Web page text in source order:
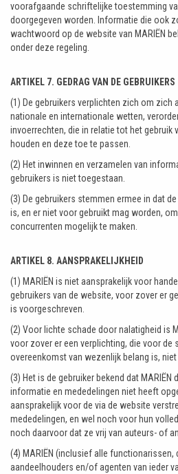
voorafgaande schriftelijke toestemming
doorgegeven worden. Informatie die ook
wachtwoord op de website van MARIËN
onder deze regeling.
ARTIKEL 7. GEDRAG VAN DE GEBRUIKERS
(1) De gebruikers verplichten zich om zich
nationale en internationale wetten,
invoerrechten, die in relatie tot het gebruik
houden en deze toe te passen.
(2) Het inwinnen en verzamelen van
gebruikers is niet toegestaan.
(3) De gebruikers stemmen ermee in dat
is, en er niet voor gebruikt mag worden,
concurrenten mogelijk te maken.
ARTIKEL 8. AANSPRAKELIJKHEID
(1) MARIËN is niet aansprakelijk voor
gebruikers van de website, voor zover er
is voorgeschreven.
(2) Voor lichte schade door nalatigheid is
voor zover er een verplichting, die voor de
overeenkomst van wezenlijk belang is,
(3) Het is de gebruiker bekend dat MARIËN
informatie en mededelingen niet heeft
aansprakelijk voor de via de website
mededelingen, en wel noch voor hun
noch daarvoor dat ze vrij van auteurs- of
(4) MARIËN (inclusief alle functionarissen,
aandeelhouders en/of agenten van ieder